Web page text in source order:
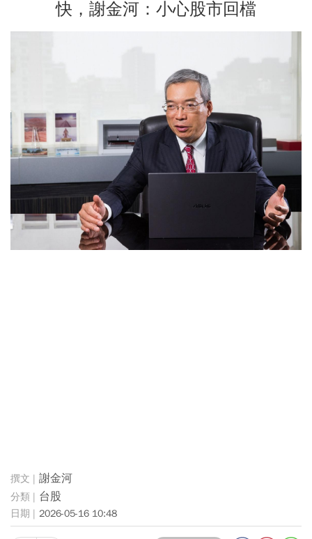
快，謝金河：小心股市回檔
謝金河
台股
2026-05-16 10:48